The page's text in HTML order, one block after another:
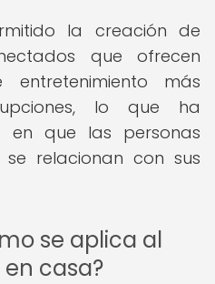
la creación de
que ofrecen
entretenimiento más
lo que ha
que las personas
relacionan con sus
se aplica al
casa?